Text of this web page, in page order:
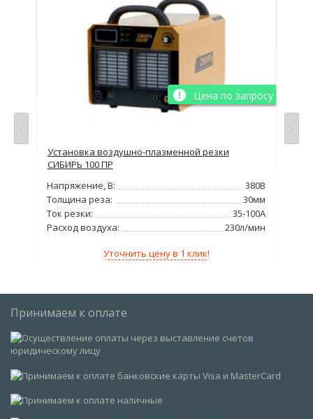
Цена по запросу
Установка воздушно-плазменной резки
СИБИРЬ 100 ПР
Напряжение, В:
380В
Толщина реза:
30мм
Ток резки:
35-100А
Расход воздуха:
230л/мин
Уточнить цену в 1 клик!
Принимаем к оплате